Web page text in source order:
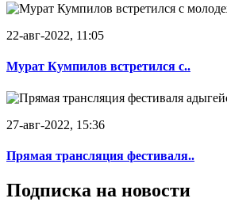
22-авг-2022, 11:05
Мурат Кумпилов встретился с..
27-авг-2022, 15:36
Прямая трансляция фестиваля..
Подписка на новости